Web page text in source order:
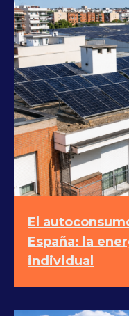
El
España: la
individual